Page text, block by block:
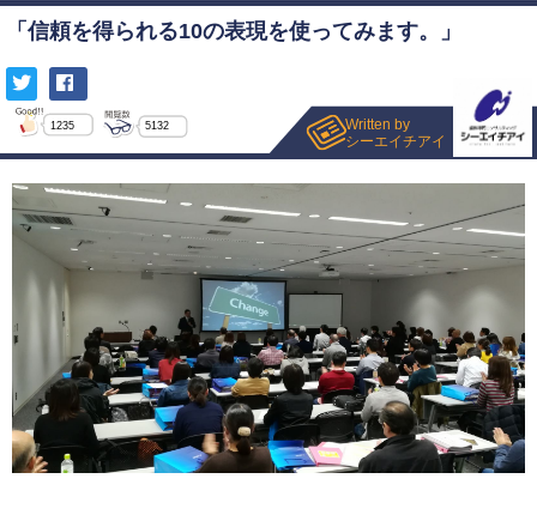
「信頼を得られる10の表現を使ってみます。」
1235 5132
Written by
シーエイチアイ